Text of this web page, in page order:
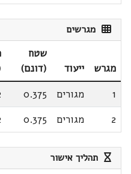
מגרשים
מגרש ייעוד
שטח
(דונם)
1
מגורים 0.375
2
מגורים 0.375
תהליך אישור